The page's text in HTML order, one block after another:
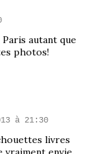
autant que
photos!
à 21:30
livres